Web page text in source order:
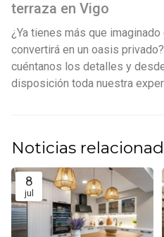
terraza en Vigo
¿Ya tienes más que
convertirá en un oasis
cuéntanos los detalles y
disposición toda nuestra
Noticias
8
jul